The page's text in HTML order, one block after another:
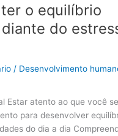
o equilíbrio
do
/ Desenvolvimento
Estar atento ao que você
para desenvolver
do dia a dia